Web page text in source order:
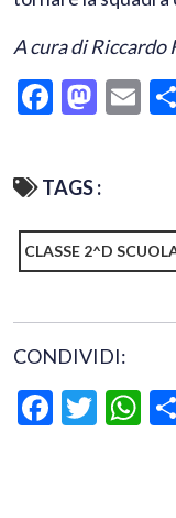
A cura di Riccardo
TAGS :
CLASSE 2^D
CONDIVIDI: